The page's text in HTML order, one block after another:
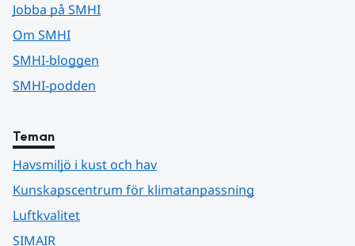
Jobba på SMHI
Om SMHI
SMHI-bloggen
SMHI-podden
Teman
Havsmiljö i kust och hav
Kunskapscentrum för klimatanpassning
Luftkvalitet
SIMAIR